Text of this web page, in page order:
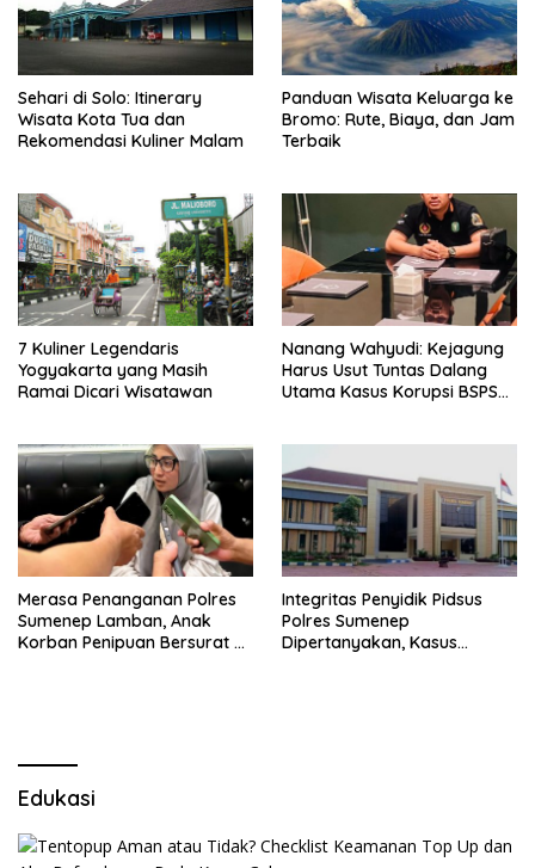
Sehari di Solo: Itinerary
Wisata Kota Tua dan
Rekomendasi Kuliner Malam
Panduan Wisata Keluarga ke
Bromo: Rute, Biaya, dan Jam
Terbaik
7 Kuliner Legendaris
Yogyakarta yang Masih
Ramai Dicari Wisatawan
Nanang Wahyudi: Kejagung
Harus Usut Tuntas Dalang
Utama Kasus Korupsi BSPS
Merasa Penanganan Polres
Sumenep Lamban, Anak
Korban Penipuan Bersurat ke
Integritas Penyidik Pidsus
Polres Sumenep
Dipertanyakan, Kasus
Edukasi